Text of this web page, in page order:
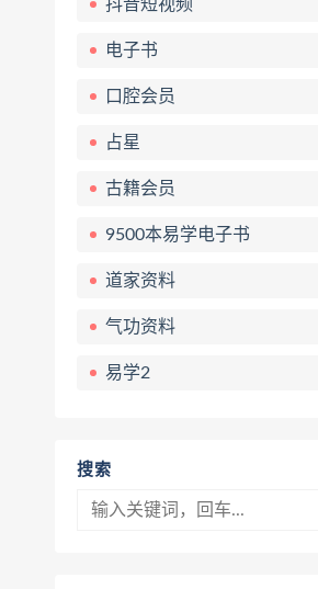
抖音短视频
电子书
口腔会员
占星
古籍会员
9500本易学电子书
道家资料
气功资料
易学2
搜索